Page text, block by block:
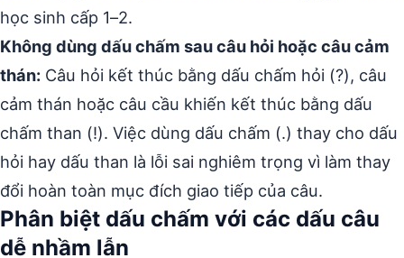
học sinh cấp 1–2.
Không dùng dấu chấm sau câu hỏi hoặc câu cảm
thán: Câu hỏi kết thúc bằng dấu chấm hỏi (?), câu
cảm thán hoặc câu cầu khiến kết thúc bằng dấu
chấm than (!). Việc dùng dấu chấm (.) thay cho dấu
hỏi hay dấu than là lỗi sai nghiêm trọng vì làm thay
đổi hoàn toàn mục đích giao tiếp của câu.
Phân biệt dấu chấm với các dấu câu
dễ nhầm lẫn